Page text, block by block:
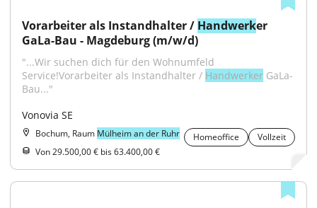
Vorarbeiter als Instandhalter / Handwerker
GaLa-Bau - Magdeburg (m/w/d)
"...Wir suchen dich für den Wohnumfeld
Service!Vorarbeiter als Instandhalter / Handwerker GaLa-
Bau..."
Vonovia SE
Bochum, Raum Mülheim an der Ruhr Homeoffice
Vollzeit
Von 29.500,00 € bis 63.400,00 €